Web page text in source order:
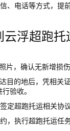
、电话等方式，提
云浮超跑托
片，确认无新增损伤
目的地后，凭相关
验收。
定超跑托运相关协议
，执行超跑托运任务